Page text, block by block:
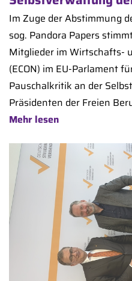
Im Zuge der Abstimmung
sog. Pandora Papers
Mitglieder im Wirtschafts-
(ECON) im EU-Parlament
Pauschalkritik an der
Präsidenten der Freien
Mehr lesen